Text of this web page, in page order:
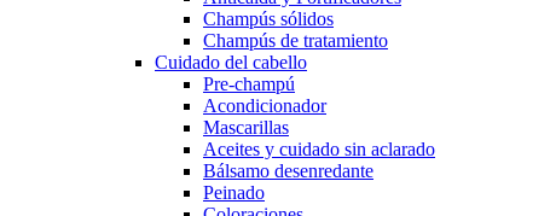
Champús sólidos
Champús de tratamiento
Cuidado del cabello
Pre-champú
Acondicionador
Mascarillas
Aceites y cuidado sin aclarado
Bálsamo desenredante
Peinado